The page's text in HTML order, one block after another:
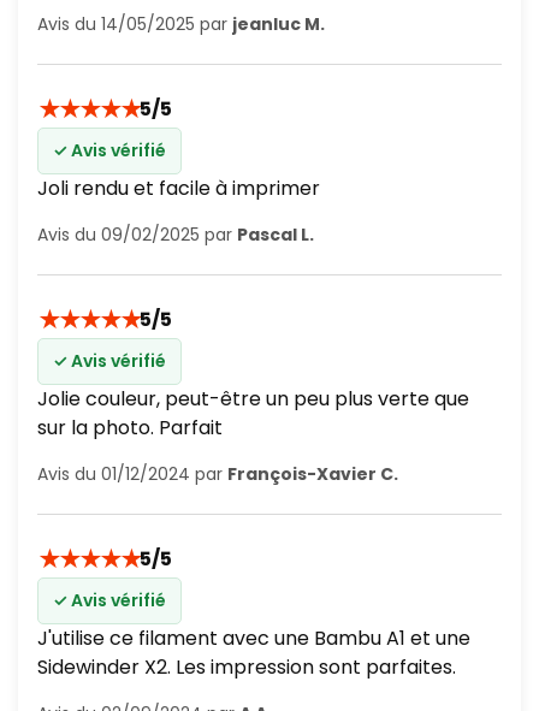
Avis du 14/05/2025 par jeanluc M.
★★★★★5/5
✓ Avis vérifié
Joli rendu et facile à imprimer
Avis du 09/02/2025 par Pascal L.
★★★★★5/5
✓ Avis vérifié
Jolie couleur, peut-être un peu plus verte que
sur la photo. Parfait
Avis du 01/12/2024 par François-Xavier C.
★★★★★5/5
✓ Avis vérifié
J'utilise ce filament avec une Bambu A1 et une
Sidewinder X2. Les impression sont parfaites.